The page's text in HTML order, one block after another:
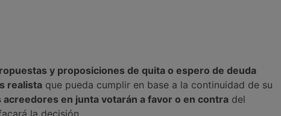
y proposiciones de quita o espero de deuda
realista que pueda cumplir en base a la continuidad de su
acreedores en junta votarán a favor o en contra del
la decisión.